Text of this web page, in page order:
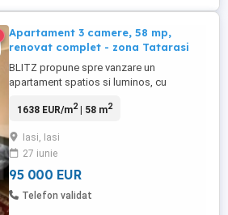
Apartament 3 camere, 58 mp,
renovat complet - zona Tatarasi
BLITZ propune spre vanzare un
apartament spatios si luminos, cu
Tatarasi. Apartamentul este amplasat la
de acces rapid catre statii de autobuz,
magazine si scoli. Compartimentarea este
practica si bine gandita, fiind ...
1638 EUR/m2| 58 m2
Iasi, Iasi
27 iunie
95 000 EUR
Telefon validat